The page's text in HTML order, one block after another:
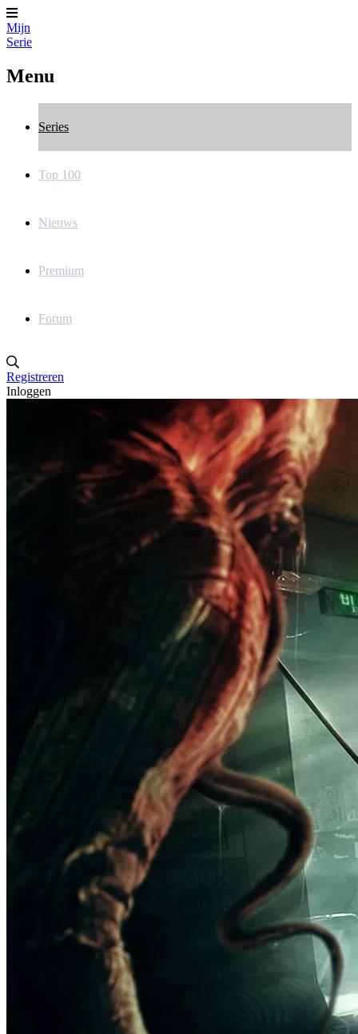
Mijn
Serie
Menu
Series
Top 100
Nieuws
Premium
Forum
Registreren
Inloggen